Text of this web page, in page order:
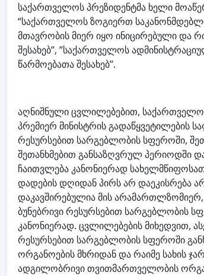
საქართველოს პრეზიდენტმა ხელი
“საქართველოს ზოგიერთ
მთავრობის მიერ იყო ინიცირებული და
შესახებ”, ”საქართველოს
წარმოებათა შესახებ”.
აღნიშნული ცვლილებებით, საქართველოს
პრემიერ მინისტრის გადაწყვეტილების
რესურსებით სარგებლობის სფეროში,
შეთანხმებით განსაზღვრულ პერიოდში
ჩაითვლება კანონიერად
დადების დღიდან პირს არ დაეკისრება
დაკავშირებულია მის არამართლზომიერ,
ბუნებრივი რესურსებით სარგებლობის
კანონიერად. ცვლილებების მიხედვით,
რესურსებით სარგებლობის სფეროში
ორგანოების მხრიდან და რაიმე სახის
ადგილობრივი თვითმართველობის